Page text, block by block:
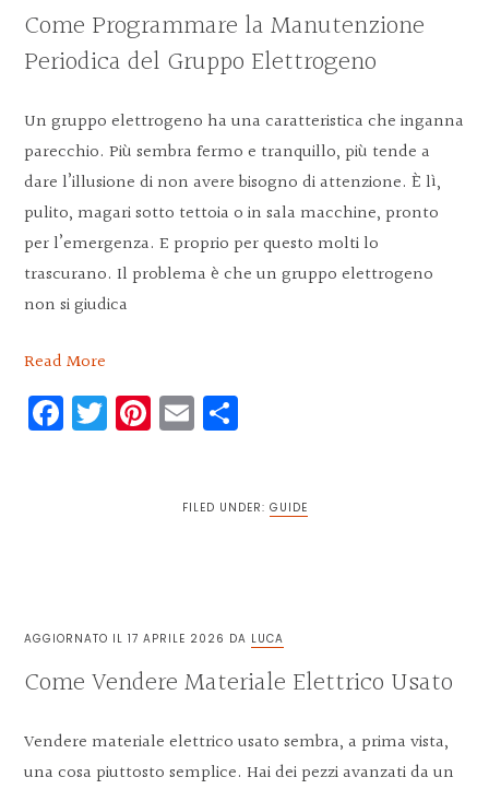
Come Programmare la Manutenzione
Periodica del Gruppo Elettrogeno
Un gruppo elettrogeno ha una caratteristica che inganna
parecchio. Più sembra fermo e tranquillo, più tende a
dare l’illusione di non avere bisogno di attenzione. È lì,
pulito, magari sotto tettoia o in sala macchine, pronto
per l’emergenza. E proprio per questo molti lo
trascurano. Il problema è che un gruppo elettrogeno
non si giudica
Read More
Facebook
Twitter
Pinterest
Email
FILED UNDER: GUIDE
AGGIORNATO IL17 APRILE 2026 DA LUCA
Come Vendere Materiale Elettrico Usato
Vendere materiale elettrico usato sembra, a prima vista,
una cosa piuttosto semplice. Hai dei pezzi avanzati da un